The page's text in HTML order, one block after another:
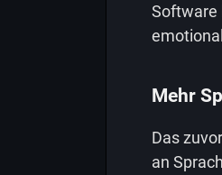
Software
Mehr
Das
an